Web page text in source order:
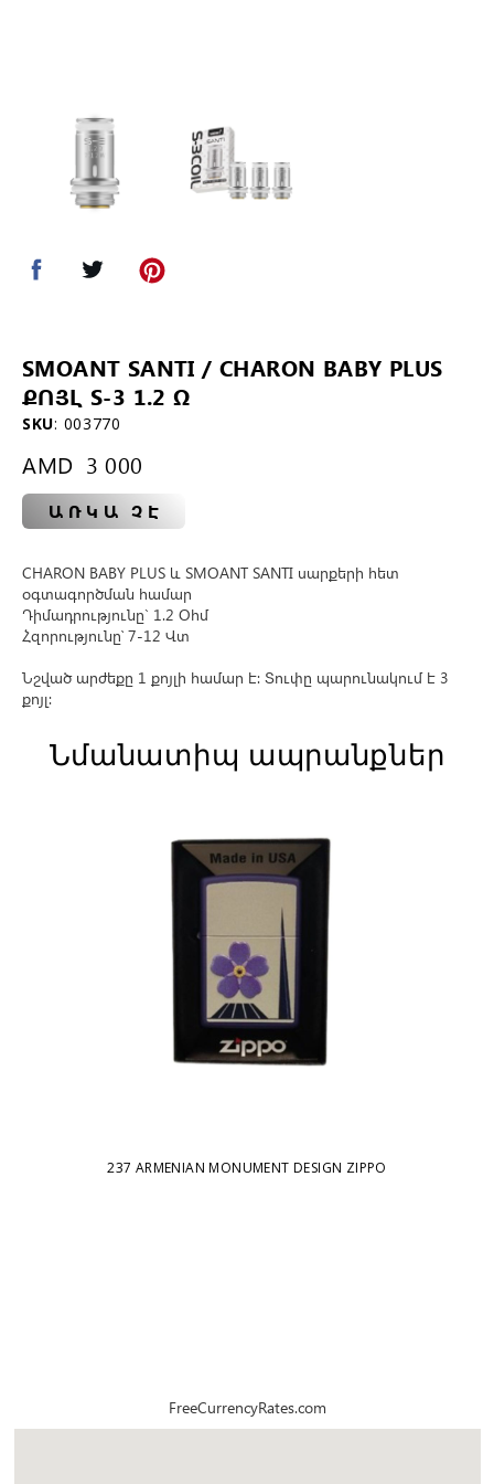
SMOANT SANTI / CHARON BABY PLUS
ՔՈՅԼ S-3 1.2 Ω
SKU: 003770
AMD 3 000
ԱՌԿԱ ՉԷ
CHARON BABY PLUS և SMOANT SANTI սարքերի հետ
օգտագործման համար
Դիմադրությունը` 1.2 Օհմ
Հզորությունը՝ 7-12 Վտ
Նշված արժեքը 1 քոյլի համար է։ Տուփը պարունակում է 3
քոյլ։
Նմանատիպ ապրանքներ
237 ARMENIAN MONUMENT DESIGN ZIPPO
FreeCurrencyRates.com